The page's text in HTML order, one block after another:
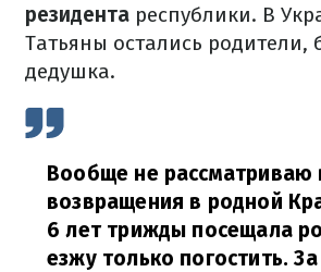
резидента республики. В
Татьяны остались родители,
дедушка.
Вообще не рассматриваю
возвращения в родной
6 лет трижды посещала
езжу только погостить.